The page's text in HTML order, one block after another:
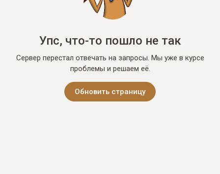
Упс, что-то пошло не так
Сервер перестал отвечать на запросы. Мы уже в курсе
проблемы и решаем её.
Обновить страницу